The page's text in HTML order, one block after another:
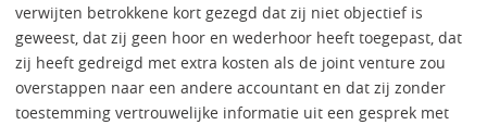
verwijten betrokkene kort gezegd dat zij niet objectief is
geweest, dat zij geen hoor en wederhoor heeft toegepast, dat
zij heeft gedreigd met extra kosten als de joint venture zou
overstappen naar een andere accountant en dat zij zonder
toestemming vertrouwelijke informatie uit een gesprek met